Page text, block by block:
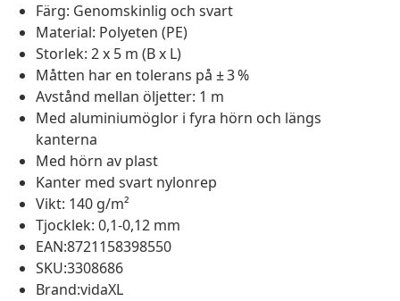
Färg: Genomskinlig och svart
Material: Polyeten (PE)
Storlek: 2 x 5 m (B x L)
Måtten har en tolerans på ± 3 %
Avstånd mellan öljetter: 1 m
Med aluminiumöglor i fyra hörn och längs
kanterna
Med hörn av plast
Kanter med svart nylonrep
Vikt: 140 g/m²
Tjocklek: 0,1-0,12 mm
EAN:8721158398550
SKU:3308686
Brand:vidaXL